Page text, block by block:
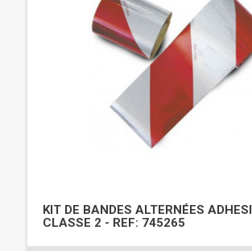
KIT DE BANDES ALTERNÉES
CLASSE 2 - REF: 745265